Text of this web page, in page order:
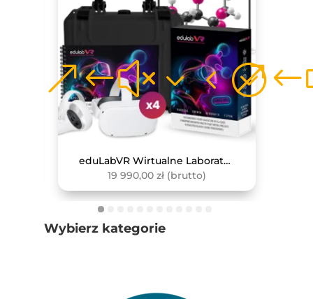
eduLabVR Wirtualne Laboratoria Przyrodnicze (zestaw z goglami VR, 4 szt.)
19 990,00 zł (brutto)
Wybierz kategorie